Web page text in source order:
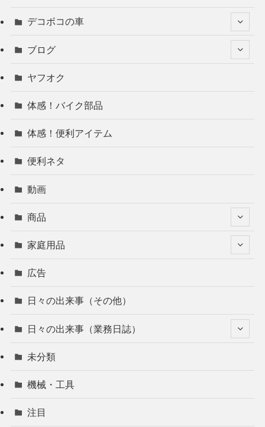
デコボコの車
ブログ
ヤフオク
体感！バイク部品
体感！便利アイテム
便利ネタ
動画
商品
家庭用品
広告
日々の出来事（その他）
日々の出来事（業務日誌）
未分類
機械・工具
注目